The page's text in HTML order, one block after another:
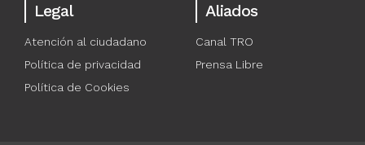
Legal
Atención al ciudadano
Política de privacidad
Política de Cookies
Aliados
Canal TRO
Prensa Libre